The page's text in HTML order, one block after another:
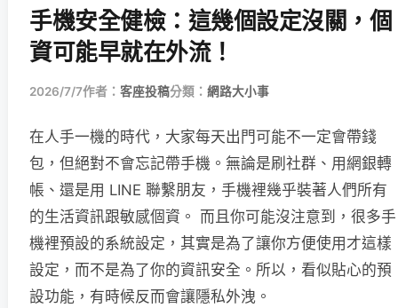
手機安全健檢：這幾個設定沒關，個
資可能早就在外流！
2026/7/7作者： 客座投稿分類： 網路大小事
在人手一機的時代，大家每天出門可能不一定會帶錢
包，但絕對不會忘記帶手機。無論是刷社群、用網銀轉
帳、還是用 LINE 聯繫朋友，手機裡幾乎裝著人們所有
的生活資訊跟敏感個資。 而且你可能沒注意到，很多手
機裡預設的系統設定，其實是為了讓你方便使用才這樣
設定，而不是為了你的資訊安全。所以，看似貼心的預
設功能，有時候反而會讓隱私外洩。